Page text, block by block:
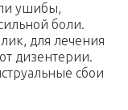
ушибы,
боли.
для лечения
дизентерии.
сбои